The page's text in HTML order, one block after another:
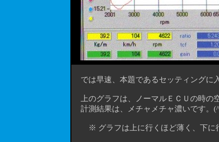
では早速、本題であるセッティングに
上のグラフは、ノーマルＥＣＵの時の
計測結果は、メチャメチャ濃いです。
※ グラフは上に行くほど薄く、下に